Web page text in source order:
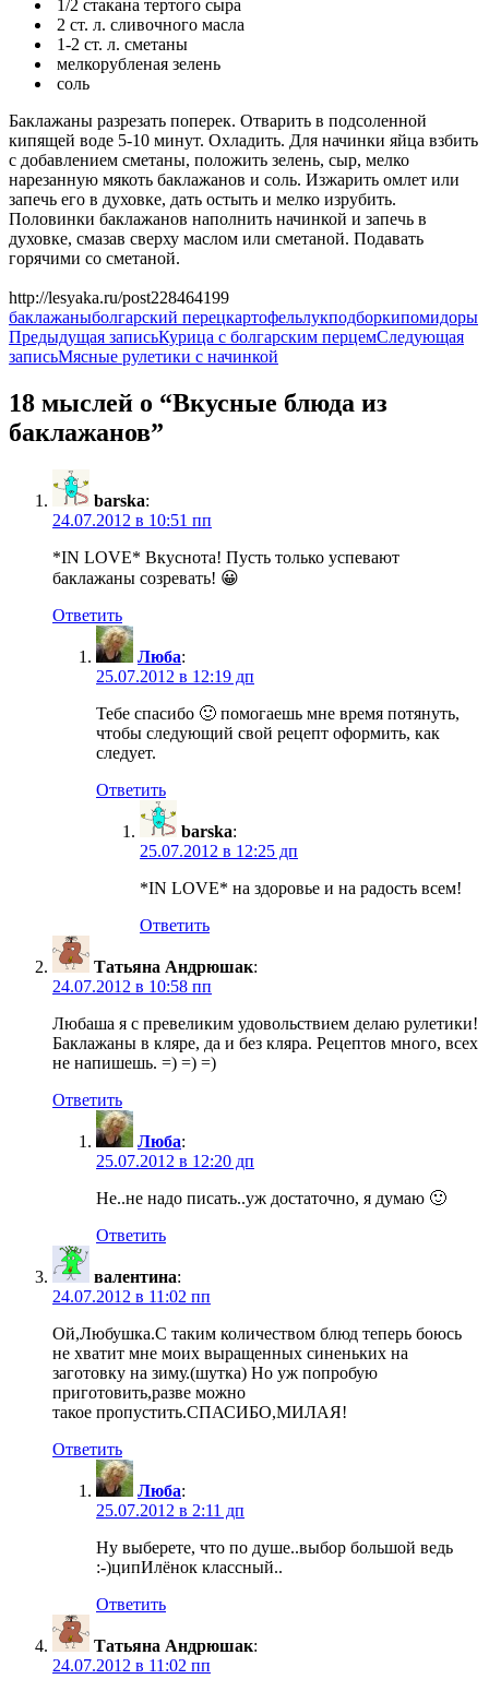
1/2 стакана тертого сыра
2 ст. л. сливочного масла
1-2 ст. л. сметаны
мелкорубленая зелень
соль
Баклажаны разрезать поперек. Отварить в подсоленной
кипящей воде 5-10 минут. Охладить. Для начинки яйца взбить
с добавлением сметаны, положить зелень, сыр, мелко
нарезанную мякоть баклажанов и соль. Изжарить омлет или
запечь его в духовке, дать остыть и мелко изрубить.
Половинки баклажанов наполнить начинкой и запечь в
духовке, смазав сверху маслом или сметаной. Подавать
горячими со сметаной.
http://lesyaka.ru/post228464199
баклажаныболгарский перецкартофельлукподборкипомидоры
Навигация
по
записям
Предыдущая записьКурица с болгарским перцемСледующая
записьМясные рулетики с начинкой
18 мыслей о “Вкусные блюда из
баклажанов”
barska:
24.07.2012 в 10:51 пп
*IN LOVE* Вкуснота! Пусть только успевают
баклажаны созревать! 😀
Ответить
Люба:
25.07.2012 в 12:19 дп
Тебе спасибо 🙂 помогаешь мне время потянуть,
чтобы следующий свой рецепт оформить, как
следует.
Ответить
barska:
25.07.2012 в 12:25 дп
*IN LOVE* на здоровье и на радость всем!
Ответить
Татьяна Андрюшак:
24.07.2012 в 10:58 пп
Любаша я с превеликим удовольствием делаю рулетики!
Баклажаны в кляре, да и без кляра. Рецептов много, всех
не напишешь. =) =) =)
Ответить
Люба:
25.07.2012 в 12:20 дп
Не..не надо писать..уж достаточно, я думаю 🙂
Ответить
валентина:
24.07.2012 в 11:02 пп
Ой,Любушка.С таким количеством блюд теперь боюсь
не хватит мне моих выращенных синеньких на
заготовку на зиму.(шутка) Но уж попробую
приготовить,разве можно
такое пропустить.СПАСИБО,МИЛАЯ!
Ответить
Люба:
25.07.2012 в 2:11 дп
Ну выберете, что по душе..выбор большой ведь
:-)ципИлёнок классный..
Ответить
Татьяна Андрюшак:
24.07.2012 в 11:02 пп